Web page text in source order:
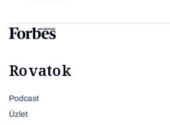
Rovatok
Podcast
Üzlet